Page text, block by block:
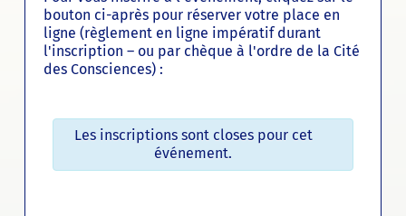
bouton ci-après pour réserver votre place en
ligne (règlement en ligne impératif durant
l'inscription – ou par chèque à l'ordre de la Cité
des Consciences) :
Les inscriptions sont closes pour cet
événement.